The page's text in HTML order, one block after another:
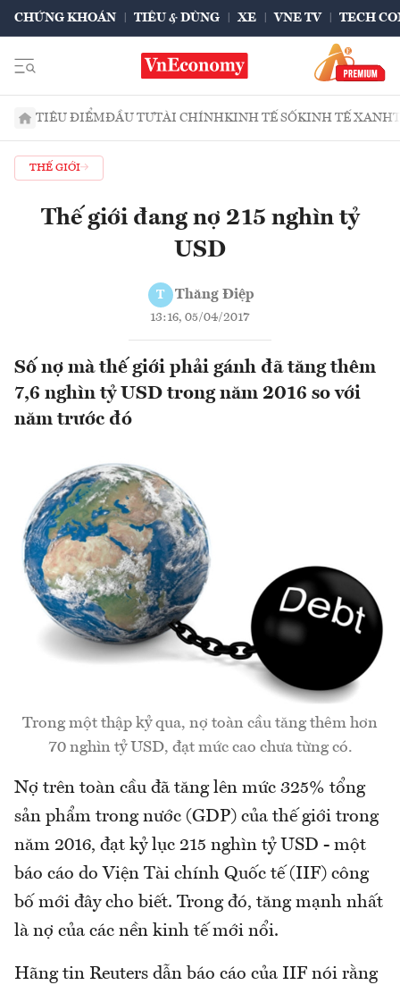
CHỨNG KHOÁN TIÊU & DÙNG XE VNE TV TECH
TIÊU ĐIỂMĐẦU TƯTÀI CHÍNHKINH TẾ SỐKINH TẾ XANH
THẾ GIỚI
Thế giới đang nợ 215 nghìn tỷ
USD
T Thăng Điệp
13:16, 05/04/2017
Số nợ mà thế giới phải gánh đã tăng thêm
7,6 nghìn tỷ USD trong năm 2016 so với
năm trước đó
Trong một thập kỷ qua, nợ toàn cầu tăng thêm hơn
70 nghìn tỷ USD, đạt mức cao chưa từng có.
Nợ trên toàn cầu đã tăng lên mức 325% tổng
sản phẩm trong nước (GDP) của thế giới trong
năm 2016, đạt kỷ lục 215 nghìn tỷ USD - một
báo cáo do Viện Tài chính Quốc tế (IIF) công
bố mới đây cho biết. Trong đó, tăng mạnh nhất
là nợ của các nền kinh tế mới nổi.
Hãng tin Reuters dẫn báo cáo của IIF nói rằng